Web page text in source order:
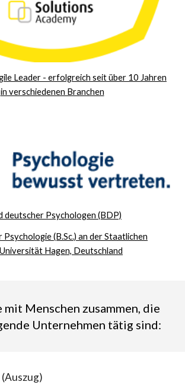
Leader - erfolgreich seit über 10 Jahren
in verschiedenen Branchen
deutscher Psychologen (BDP)
Psychologie (B.Sc.) an der Staatlichen
Hagen, Deutschland
mit Menschen zusammen, die
Unternehmen tätig sind: